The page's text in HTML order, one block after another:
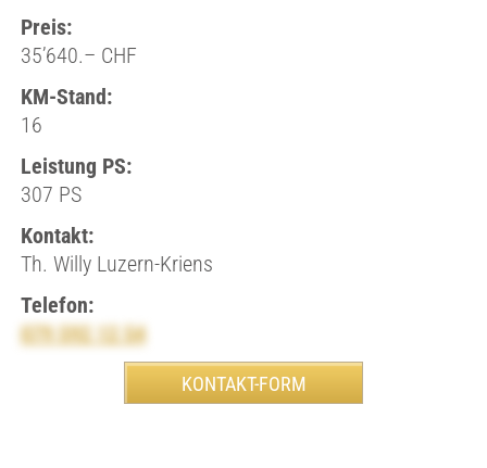
Preis:
35’640.– CHF
KM-Stand:
16
Leistung PS:
307 PS
Kontakt:
Th. Willy Luzern-Kriens
Telefon:
079 592 12 54